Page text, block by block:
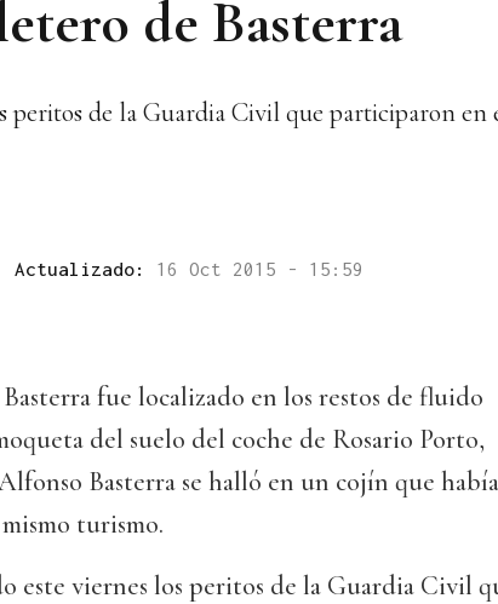
de Basterra
peritos de la Guardia Civil que participaron en
Actualizado: 16 Oct 2015 - 15:59
fue localizado en los restos de fluido
del suelo del coche de Rosario Porto,
Basterra se halló en un cojín que
turismo.
este viernes los peritos de la Guardia Civil